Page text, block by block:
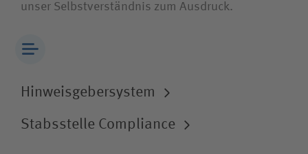
unser Selbstverständnis zum Ausdruck.
Hinweis­geber­system
Stabsstelle Compliance